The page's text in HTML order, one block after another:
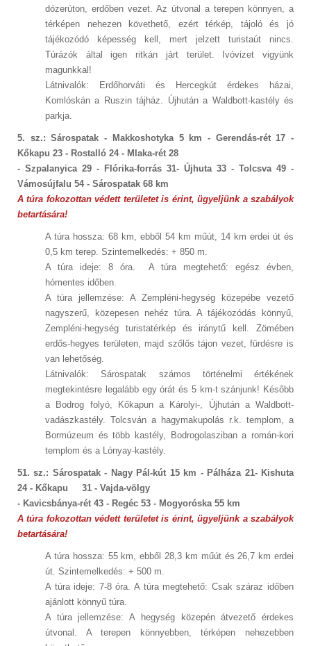
dózerúton, erdőben vezet. Az útvonal a terepen könnyen, a
térképen nehezen követhető, ezért térkép, tájoló és jó
tájékozódó képesség kell, mert jelzett turistaút nincs.
Túrázók által igen ritkán járt terület. Ivóvizet vigyünk
magunkkal!
Látnivalók: Erdőhorváti és Hercegkút érdekes házai,
Komlóskán a Ruszin tájház. Újhután a Waldbott-kastély és
parkja.
5. sz.: Sárospatak - Makkoshotyka 5 km - Gerendás-rét 17 -
Kőkapu 23 - Rostalló 24 - Mlaka-rét 28
- Szpalanyica 29 - Flórika-forrás 31- Újhuta 33 - Tolcsva 49 -
Vámosújfalu 54 - Sárospatak 68 km
A túra fokozottan védett területet is érint, ügyeljünk a szabályok
betartására!
A túra hossza: 68 km, ebből 54 km műút, 14 km erdei út és
0,5 km terep. Szintemelkedés: + 850 m.
A túra ideje: 8 óra. A túra megtehető: egész évben,
hómentes időben.
A túra jellemzése: A Zempléni-hegység közepébe vezető
nagyszerű, közepesen nehéz túra. A tájékozódás könnyű,
Zempléni-hegység turistatérkép és iránytű kell. Zömében
erdős-hegyes területen, majd szőlős tájon vezet, fürdésre is
van lehetőség.
Látnivalók: Sárospatak számos történelmi értékének
megtekintésre legalább egy órát és 5 km-t szánjunk! Később
a Bodrog folyó, Kőkapun a Károlyi-, Újhután a Waldbott-
vadászkastély. Tolcsván a hagymakupolás r.k. templom, a
Bormúzeum és több kastély, Bodrogolasziban a román-kori
templom és a Lónyay-kastély.
51. sz.: Sárospatak - Nagy Pál-kút 15 km - Pálháza 21- Kishuta
24 - Kőkapu 31 - Vajda-völgy
- Kavicsbánya-rét 43 - Regéc 53 - Mogyoróska 55 km
A túra fokozottan védett területet is érint, ügyeljünk a szabályok
betartására!
A túra hossza: 55 km, ebből 28,3 km műút és 26,7 km erdei
út. Szintemelkedés: + 500 m.
A túra ideje: 7-8 óra. A túra megtehető: Csak száraz időben
ajánlott könnyű túra.
A túra jellemzése: A hegység közepén átvezető érdekes
útvonal. A terepen könnyebben, térképen nehezebben